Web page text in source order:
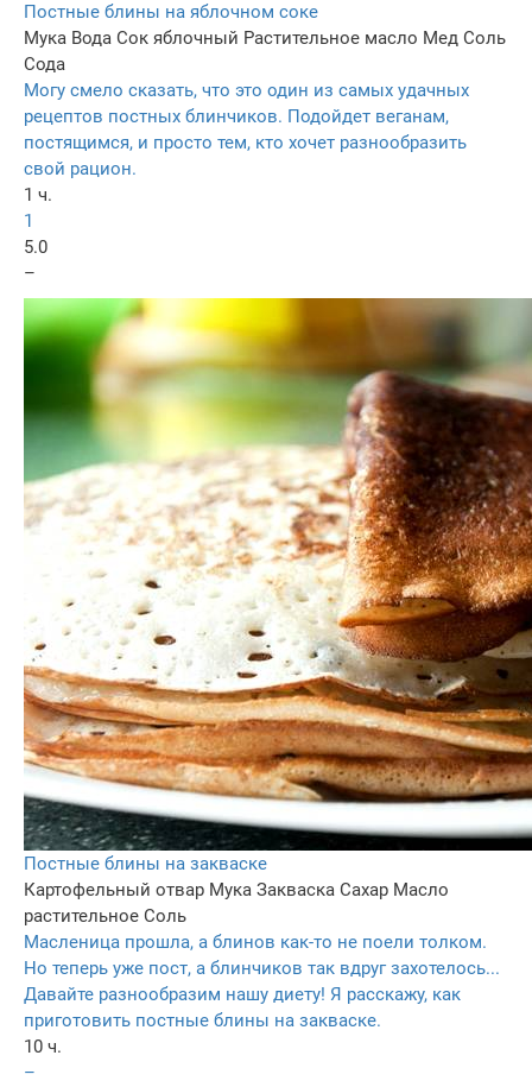
Постные блины на яблочном соке
Мука Вода Сок яблочный Растительное масло Мед Соль
Сода
Могу смело сказать, что это один из самых удачных
рецептов постных блинчиков. Подойдет веганам,
постящимся, и просто тем, кто хочет разнообразить
свой рацион.
1 ч.
1
5.0
–
Постные блины на закваске
Картофельный отвар Мука Закваска Сахар Масло
растительное Соль
Масленица прошла, а блинов как-то не поели толком.
Но теперь уже пост, а блинчиков так вдруг захотелось...
Давайте разнообразим нашу диету! Я расскажу, как
приготовить постные блины на закваске.
10 ч.
–